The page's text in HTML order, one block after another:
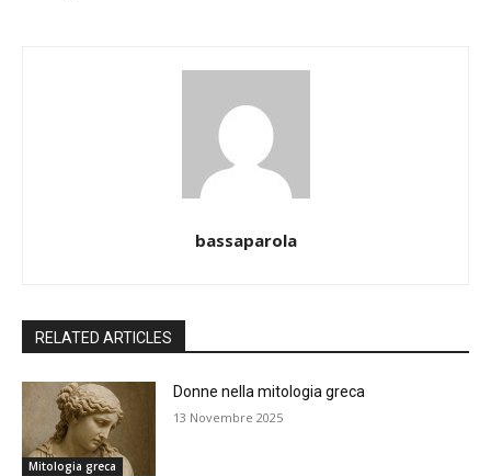
bassaparola
RELATED ARTICLES
Mitologia greca
Donne nella mitologia greca
13 Novembre 2025